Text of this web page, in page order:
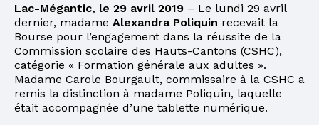
Lac-Mégantic, le 29 avril 2019 – Le lundi 29 avril
dernier, madame Alexandra Poliquin recevait la
Bourse pour l’engagement dans la réussite de la
Commission scolaire des Hauts-Cantons (CSHC),
catégorie « Formation générale aux adultes ».
Madame Carole Bourgault, commissaire à la CSHC a
remis la distinction à madame Poliquin, laquelle
était accompagnée d’une tablette numérique.